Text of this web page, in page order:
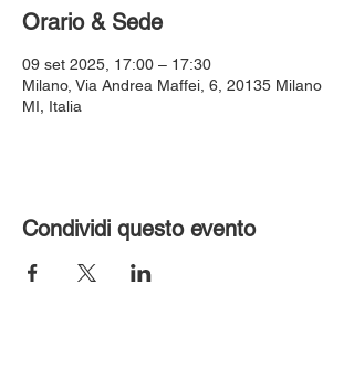
Orario & Sede
09 set 2025, 17:00 – 17:30
Milano, Via Andrea Maffei, 6, 20135 Milano
MI, Italia
Condividi questo evento